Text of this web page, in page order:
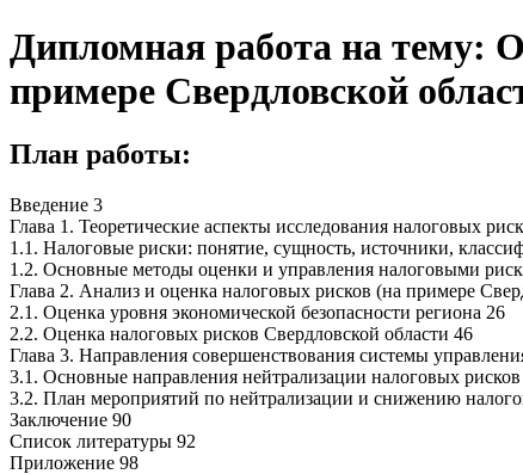
Дипломная работа на тему:
примере Свердловской
План работы:
Введение 3
Глава 1. Теоретические аспекты исследования налоговых
1.1. Налоговые риски: понятие, сущность, источники,
1.2. Основные методы оценки и управления налоговыми
Глава 2. Анализ и оценка налоговых рисков (на примере
2.1. Оценка уровня экономической безопасности региона 26
2.2. Оценка налоговых рисков Свердловской области 46
Глава 3. Направления совершенствования системы
3.1. Основные направления нейтрализации налоговых
3.2. План мероприятий по нейтрализации и снижению
Заключение 90
Список литературы 92
Приложение 98